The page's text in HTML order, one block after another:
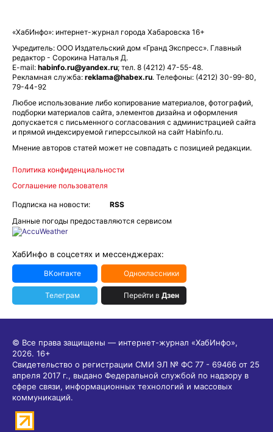
«ХабИнфо»: интернет-журнал города Хабаровска 16+
Учредитель: ООО Издательский дом «Гранд Экспресс». Главный
редактор - Сорокина Наталья Д.
E-mail: habinfo.ru@yandex.ru; тел. 8 (4212) 47-55-48.
Рекламная служба: reklama@habex.ru. Телефоны: (4212) 30-99-80,
79-44-92
Любое использование либо копирование материалов, фотографий,
подборки материалов сайта, элементов дизайна и оформления
допускается с письменного согласования с администрацией сайта
и прямой индексируемой гиперссылкой на сайт Habinfo.ru.
Мнение авторов статей может не совпадать с позицией редакции.
Политика конфиденциальности
Соглашение пользователя
Подписка на новости:
RSS
Данные погоды предоставляются сервисом
ХабИнфо в соцсетях и мессенджерах:
ВКонтакте Одноклассники
Телеграм Перейти в Дзен
© Все права защищены — интернет-журнал «ХабИнфо»,
2026. 16+
Свидетельство о регистрации СМИ ЭЛ № ФС 77 - 69466 от 25
апреля 2017 г., выдано Федеральной службой по надзору в
сфере связи, информационных технологий и массовых
коммуникаций.